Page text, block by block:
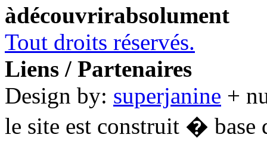
àdécouvrirabsolument
Tout droits réservés.
Liens / Partenaires
Design by: superjanine +
le site est construit � base